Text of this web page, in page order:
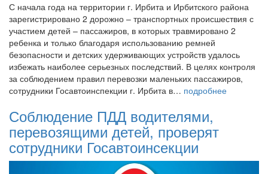
С начала года на территории г. Ирбита и Ирбитского района
зарегистрировано 2 дорожно – транспортных происшествия с
участием детей – пассажиров, в которых травмировано 2
ребенка и только благодаря использованию ремней
безопасности и детских удерживающих устройств удалось
избежать наиболее серьезных последствий. В целях контроля
за соблюдением правил перевозки маленьких пассажиров,
сотрудники Госавтоинспекции г. Ирбита в… подробнее
Соблюдение ПДД водителями,
перевозящими детей, проверят
сотрудники Госавтоинсекции